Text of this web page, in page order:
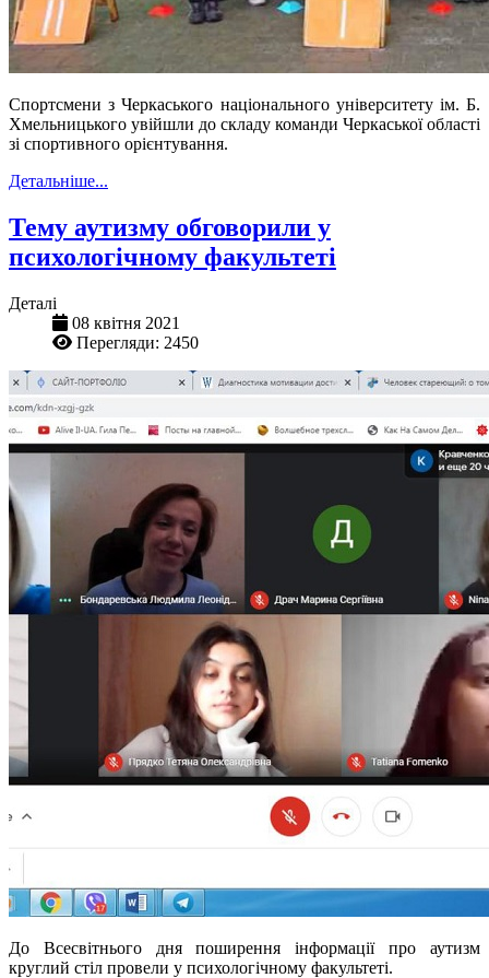
Спортсмени з Черкаського національного університету ім. Б.
Хмельницького увійшли до складу команди Черкаської області
зі спортивного орієнтування.
Детальніше...
Тему аутизму обговорили у
психологічному факультеті
Деталі
08 квітня 2021
Перегляди: 2450
До Всесвітнього дня поширення інформації про аутизм
круглий стіл провели у психологічному факультеті.